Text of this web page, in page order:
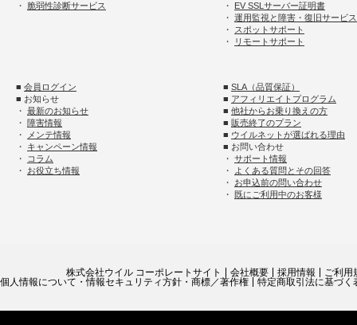
・ 脆弱性診断サービス ・ EV SSLサーバー証明書
・ 運用監視と障害・復旧サービス
・ スポットサポート
・
リモートサポート
■ 会員ログイン ■ SLA（品質保証）
■ お知らせ
■ アフィリエイトプログラム
・ 最新のお知らせ ■ 他社からお乗り換えの方
・ 障害情報 ■ 販売終了のプラン
・
メンテ情報 ■ ウイルネットが選ばれる理由
・ キャンペーン情報
■ お問い合わせ
・
コラム ・ サポート情報
・ お役立ち情報 ・
よくある質問とその回答
・ お申込前の問い合わせ
・ 既にご利用中のお客様
株式会社ウイル コーポレートサイト 会社概要 採用情報
ご利用
個人情報について・情報セキュリティ方針・商標／著作権
特定商取引法に基づく